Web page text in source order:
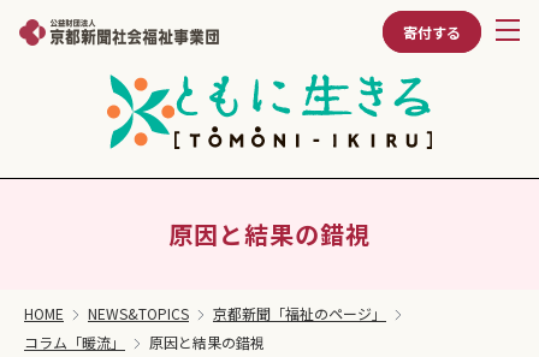
寄付する
原因と結果の錯視
HOME NEWS&TOPICS
京都新聞「福祉のページ」
コラム「暖流」
原因と結果の錯視